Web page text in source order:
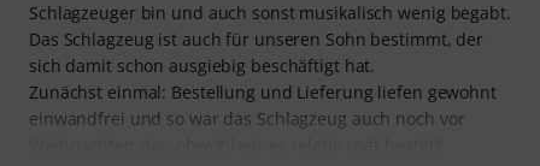
Schlagzeuger bin und auch sonst musikalisch wenig begabt.
Das Schlagzeug ist auch für unseren Sohn bestimmt, der
sich damit schon ausgiebig beschäftigt hat.
Zunächst einmal: Bestellung und Lieferung liefen gewohnt
einwandfrei und so war das Schlagzeug auch noch vor